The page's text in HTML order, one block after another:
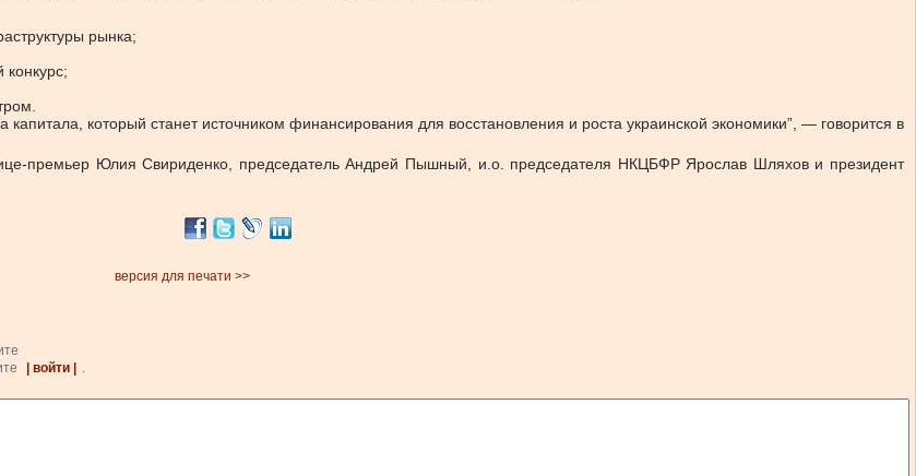
рынка;
конкурс;
который станет источником финансирования для восстановления и роста украинской экономики”, — говорится в
премьер Юлия Свириденко, председатель Андрей Пышный, и.о. председателя НКЦБФР Ярослав Шляхов и президент
версия для печати >>
| войти |
.